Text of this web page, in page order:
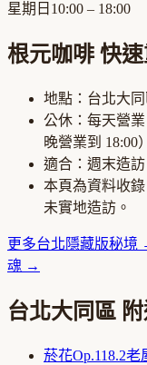
星期日 10:00 – 18:00
根元咖啡快速
地點： 台北大同
公休： 每天營
晚營業到 18:00）
適合： 週末造訪
本頁為資料收錄
未實地造訪。
更多台北隱藏版秘境
魂 →
台北大同區
菸花Op.118.2老